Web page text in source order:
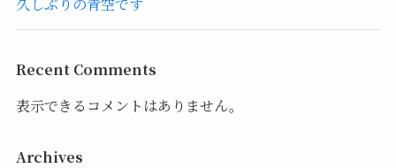
Recent Comments
表示できるコメントはありません。
Archives